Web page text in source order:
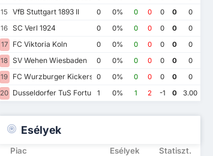
2011.08.19.
15
VfB Stuttgart 1893 II 0 0% 0 0 0 0
0
16 SC Verl 1924 0 0% 0 0 0 0
0
17
FC Viktoria Koln 0 0% 0 0 0 0
0
18 SV Wehen Wiesbaden 0 0% 0 0 0 0
0
19
FC Wurzburger Kickers 0 0% 0 0 0 0
0
20 Dusseldorfer TuS Fortuna 1895
1 0% 1 2 -1 0 3.00
Esélyek
Piac Esélyek Statiszt.